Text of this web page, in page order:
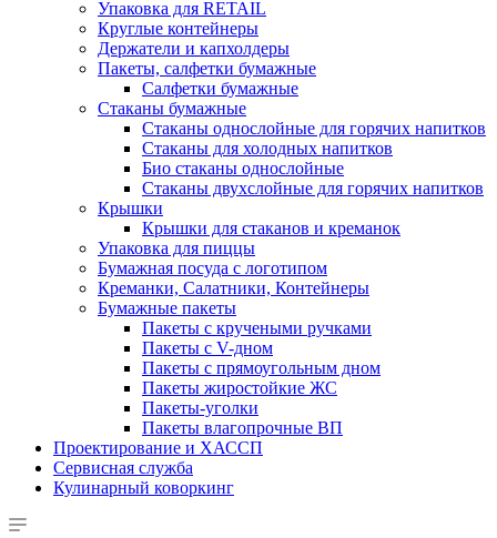
Упаковка для RETAIL
Круглые контейнеры
Держатели и капхолдеры
Пакеты, салфетки бумажные
Салфетки бумажные
Стаканы бумажные
Стаканы однослойные для горячих напитков
Стаканы для холодных напитков
Био стаканы однослойные
Стаканы двухслойные для горячих напитков
Крышки
Крышки для стаканов и креманок
Упаковка для пиццы
Бумажная посуда с логотипом
Креманки, Салатники, Контейнеры
Бумажные пакеты
Пакеты с кручеными ручками
Пакеты с V-дном
Пакеты с прямоугольным дном
Пакеты жиростойкие ЖС
Пакеты-уголки
Пакеты влагопрочные ВП
Проектирование и ХАССП
Сервисная служба
Кулинарный коворкинг